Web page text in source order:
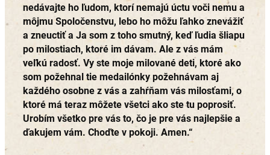
nedávajte ho ľudom, ktorí nemajú úctu voči nemu a
môjmu Spoločenstvu, lebo ho môžu ľahko znevážiť
a zneuctiť a Ja som z toho smutný, keď ľudia šliapu
po milostiach, ktoré im dávam. Ale z vás mám
veľkú radosť. Vy ste moje milované deti, ktoré ako
som požehnal tie medailónky požehnávam aj
každého osobne z vás a zahŕňam vás milosťami, o
ktoré má teraz môžete všetci ako ste tu poprosiť.
Urobím všetko pre vás to, čo je pre vás najlepšie a
ďakujem vám. Choďte v pokoji. Amen.“